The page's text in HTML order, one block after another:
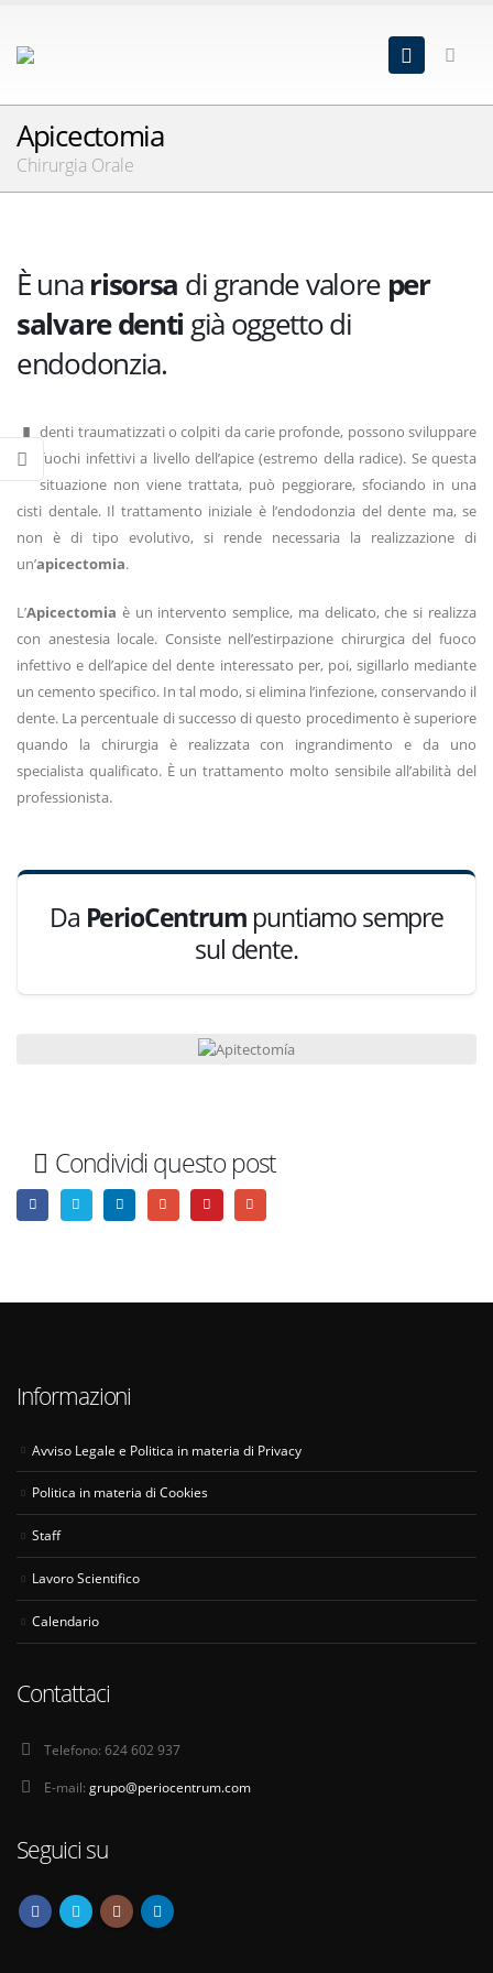
Apicectomia
Chirurgia Orale
È unarisorsa di grande valore per
salvare denti già oggetto di
endodonzia.
I denti traumatizzati o colpiti da carie profonde, possono sviluppare
fuochi infettivi a livello dell’apice (estremo della radice). Se questa
situazione non viene trattata, può peggiorare, sfociando in una
cisti dentale. Il trattamento iniziale è l’endodonzia del dente ma, se
non è di tipo evolutivo, si rende necessaria la realizzazione di
un’apicectomia.
L’Apicectomia è un intervento semplice, ma delicato, che si realizza
con anestesia locale. Consiste nell’estirpazione chirurgica del fuoco
infettivo e dell’apice del dente interessato per, poi, sigillarlo mediante
un cemento specifico. In tal modo, si elimina l’infezione, conservando il
dente. La percentuale di successo di questo procedimento è superiore
quando la chirurgia è realizzata con ingrandimento e da uno
specialista qualificato. È un trattamento molto sensibile all’abilità del
professionista.
Da PerioCentrum puntiamo sempre
sul dente.
Condividi questo post
Informazioni
Avviso Legale e Politica in materia di Privacy
Politica in materia di Cookies
Staff
Lavoro Scientifico
Calendario
Contattaci
Telefono: 624 602 937
E-mail: grupo@periocentrum.com
Seguici su